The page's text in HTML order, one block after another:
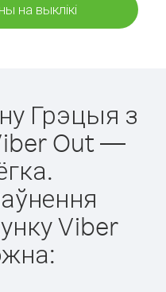
на выклікі
Грэцыя з
Out —
Viber